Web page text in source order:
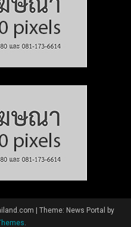
Theme: News Portal by
.